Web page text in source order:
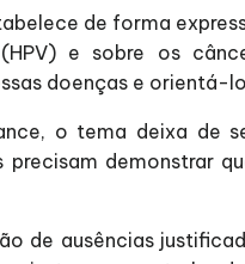
de forma
(HPV) e sobre os
doenças e orientá-
o tema deixa de
precisam demonstrar
de ausências